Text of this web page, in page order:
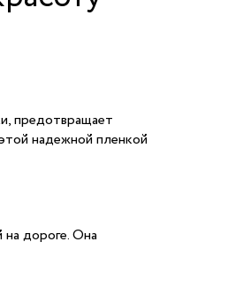
предотвращает
надежной пленкой
дороге. Она